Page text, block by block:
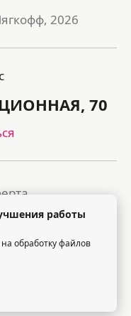
2026
70
данных
центра
работы
обработку файлов